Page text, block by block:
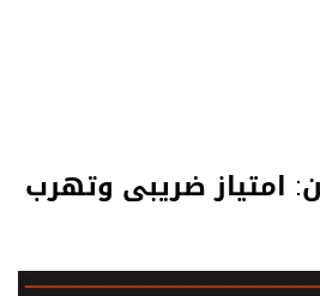
امتياز ضريبى وتهرب